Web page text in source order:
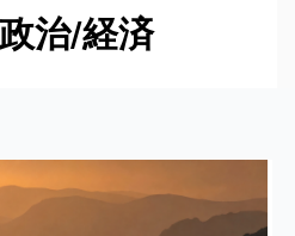
政治/経済